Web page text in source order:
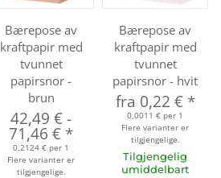
Bærepose av
kraftpapir med
tvunnet
papirsnor -
brun
42,49 €-
71,46 € *
0,2124 € per 1
Flere varianter er
tilgjengelige.
Bærepose av
kraftpapir med
tvunnet
papirsnor - hvit
fra 0,22 € *
0,0011 € per 1
Flere varianter er
tilgjengelige.
Tilgjengelig
umiddelbart